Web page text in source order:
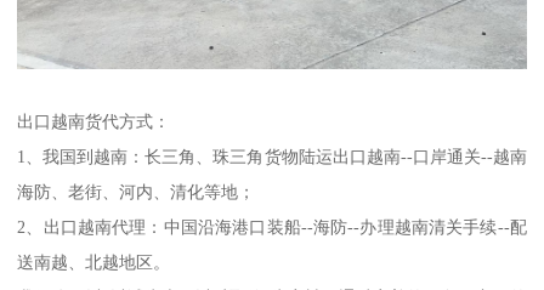
出口越南货代方式：
1、我国到越南：长三角、珠三角货物陆运出口越南--口岸通关--越南
海防、老街、河内、清化等地；
2、出口越南代理：中国沿海港口装船--海防--办理越南清关手续--配
送南越、北越地区。